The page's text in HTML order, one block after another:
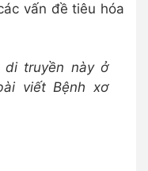
vấn đề tiêu hóa
truyền này ở
viết Bệnh xơ